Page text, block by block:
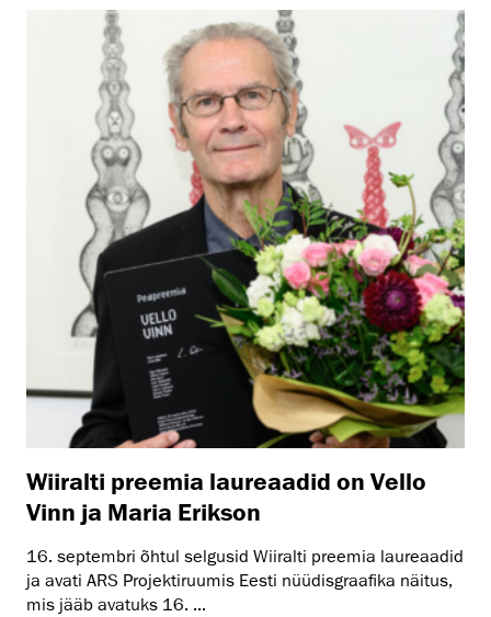
Wiiralti preemia laureaadid on Vello
Vinn ja Maria Erikson
16. septembri õhtul selgusid Wiiralti preemia laureaadid
ja avati ARS Projektiruumis Eesti nüüdisgraafika näitus,
mis jääb avatuks 16. ...